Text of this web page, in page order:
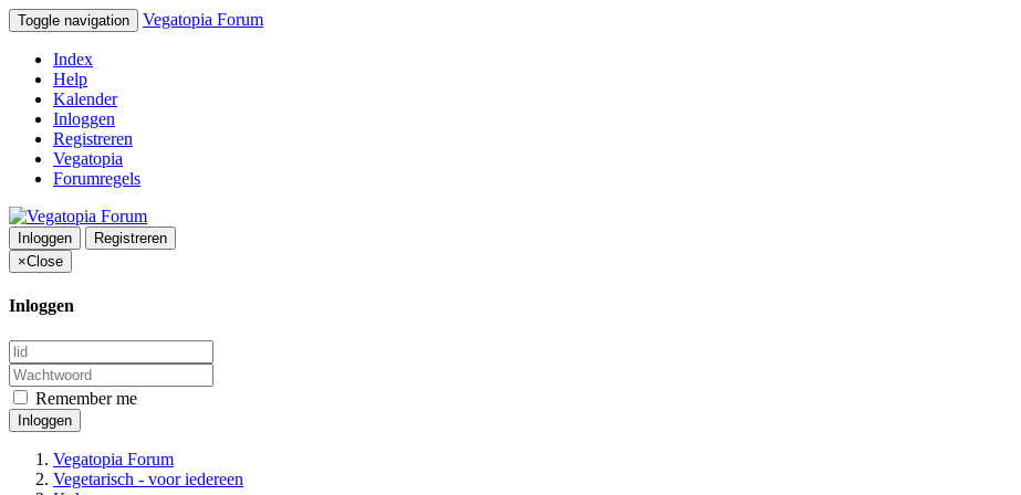
Toggle navigation Vegatopia Forum
Index
Help
Kalender
Inloggen
Registreren
Vegatopia
Forumregels
Inloggen
Registreren
×Close
Inloggen
Remember me
Inloggen
Vegatopia Forum
Vegetarisch - voor iedereen